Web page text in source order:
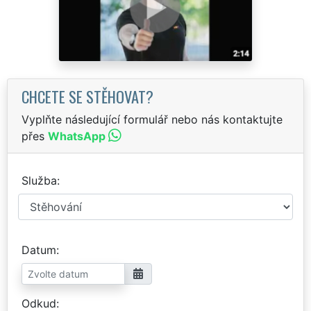
CHCETE SE STĚHOVAT?
Vyplňte následující formulář nebo nás kontaktujte
přes WhatsApp
Služba
Datum
Odkud